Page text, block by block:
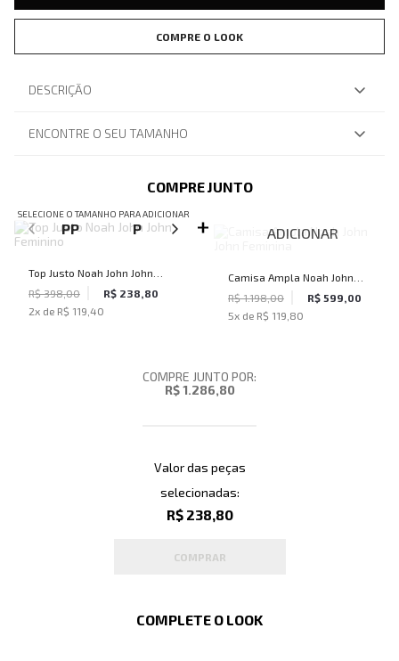
COMPRE O LOOK
DESCRIÇÃO
ENCONTRE O SEU TAMANHO
COMPRE JUNTO
SELECIONE O TAMANHO PARA ADICIONAR
PP P M G
Top Justo Noah John John
Feminino
R$ 398,00
R$ 238,80
2x de R$ 119,40
ADICIONAR
Camisa Ampla Noah John
John Feminina
R$ 1.198,00
R$ 599,00
5x de R$ 119,80
COMPRE JUNTO POR:
R$ 1.286,80
Valor das peças
selecionadas:
R$ 238,80
COMPRAR
COMPLETE O LOOK